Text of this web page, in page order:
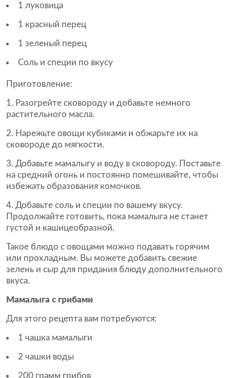
1 луковица
1 красный перец
1 зеленый перец
Соль и специи по вкусу
Приготовление:
Разогрейте сковороду и добавьте немного
растительного масла.
Нарежьте овощи кубиками и обжарьте их на
сковороде до мягкости.
Добавьте мамалыгу и воду в сковороду. Поставьте
на средний огонь и постоянно помешивайте, чтобы
избежать образования комочков.
Добавьте соль и специи по вашему вкусу.
Продолжайте готовить, пока мамалыга не станет
густой и кашицеобразной.
Такое блюдо с овощами можно подавать горячим
или прохладным. Вы можете добавить свежие
зелень и сыр для придания блюду дополнительного
вкуса.
Мамалыга с грибами
Для этого рецепта вам потребуются:
1 чашка мамалыги
2 чашки воды
200 грамм грибов